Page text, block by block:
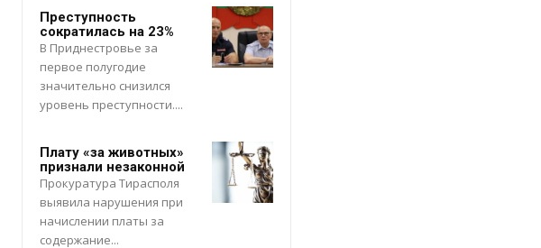
Преступность
сократилась на 23%
В Приднестровье за
первое полугодие
значительно снизился
уровень преступности....
Плату «за животных»
признали незаконной
Прокуратура Тирасполя
выявила нарушения при
начислении платы за
содержание...